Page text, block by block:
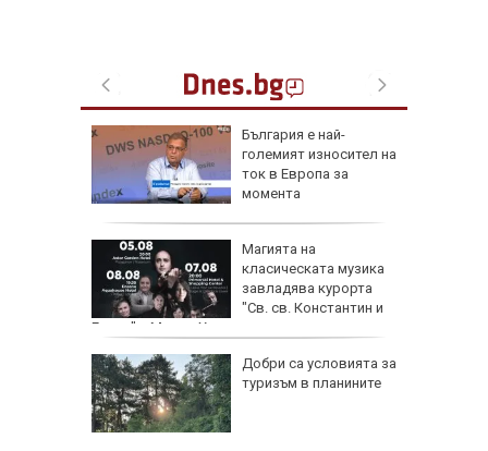
България е най-
големият износител на
ток в Европа за
момента
Магията на
класическата музика
завладява курорта
"Св. св. Константин и
Елена" с Марио Хосен и световни виртуози
Добри са условията за
туризъм в планините